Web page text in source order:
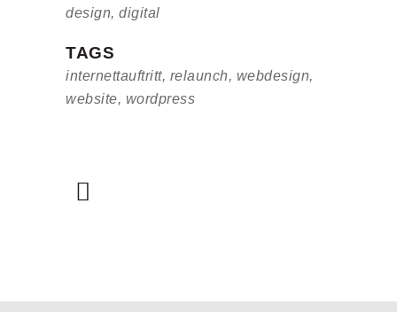
design, digital
TAGS
internettauftritt, relaunch, webdesign,
website, wordpress